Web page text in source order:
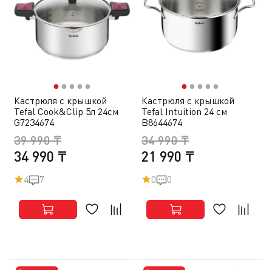
●● ● ● ●
Кастрюля с крышкой
Tefal Cook&Clip 5л 24см
G7234674
34 990 ₸
39 990 ₸
4 7
●● ● ● ●
Кастрюля с крышкой
Tefal Intuition 24 см
B8644674
21 990 ₸
34 990 ₸
0 0